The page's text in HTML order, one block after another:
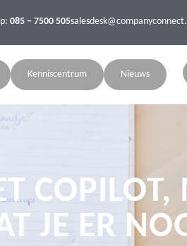
085 – 7500 505
Kenniscentrum Nieuws
COPILOT,
JE ER